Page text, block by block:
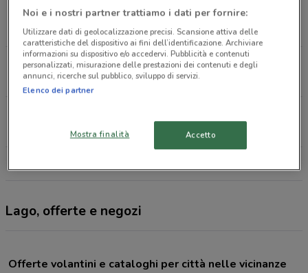
Via Arenula,55 Roma
4 km
CHIUSO
Viale Jonio, 249 Roma
4 km
CHIUSO
6.3 km
CHIUSO
Lago, offerte e negozi
Offerte volantini e cataloghi per città nelle vicinanze
Noi e i nostri partner trattiamo i dati per fornire:
Utilizzare dati di geolocalizzazione precisi. Scansione attiva delle
caratteristiche del dispositivo ai fini dell’identificazione. Archiviare
informazioni su dispositivo e/o accedervi. Pubblicità e contenuti
personalizzati, misurazione delle prestazioni dei contenuti e degli
annunci, ricerche sul pubblico, sviluppo di servizi.
Elenco dei partner
Mostra finalità Accetto